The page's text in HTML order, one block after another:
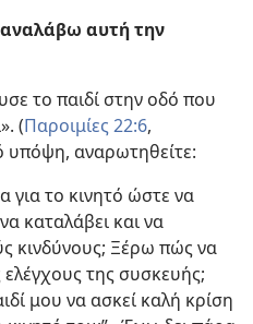
αναλάβω αυτή την
το παιδί στην οδό που
(Παροιμίες 22:6,
αναρωτηθείτε:
για το κινητό ώστε να
καταλάβει και να
κινδύνους; Ξέρω πώς να
της συσκευής;
μου να ασκεί καλή κρίση